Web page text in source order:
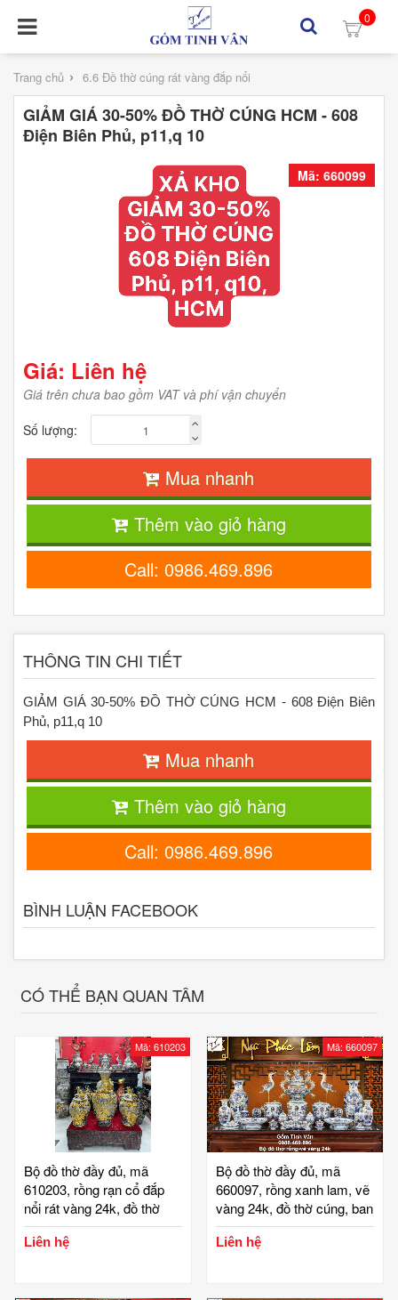
0
Trang chủ › 6.6 Đồ thờ cúng rát vàng đắp nổi
GIẢM GIÁ 30-50% ĐỒ THỜ CÚNG HCM - 608
Điện Biên Phủ, p11,q 10
Mã: 660099
Giá: Liên hệ
Giá trên chưa bao gồm VAT và phí vận chuyển
Số lượng:
Mua nhanh
Thêm vào giỏ hàng
Call: 0986.469.896
THÔNG TIN CHI TIẾT
GIẢM GIÁ 30-50% ĐỒ THỜ CÚNG HCM - 608 Điện Biên
Phủ, p11,q 10
Mua nhanh
Thêm vào giỏ hàng
Call: 0986.469.896
BÌNH LUẬN FACEBOOK
CÓ THỂ BẠN QUAN TÂM
Mã: 610203
Bộ đồ thờ đầy đủ, mã
610203, rồng rạn cổ đắp
nổi rát vàng 24k, đồ thờ
cúng, ban gia tiên, tài địa,
phật, ông táo, gốm bát
Liên hệ
Mã: 660097
Bộ đồ thờ đầy đủ, mã
660097, rồng xanh lam, vẽ
vàng 24k, đồ thờ cúng, ban
gia tiên, tài địa, phật, ông
táo, gốm bát tràng, tinh vân
Liên hệ